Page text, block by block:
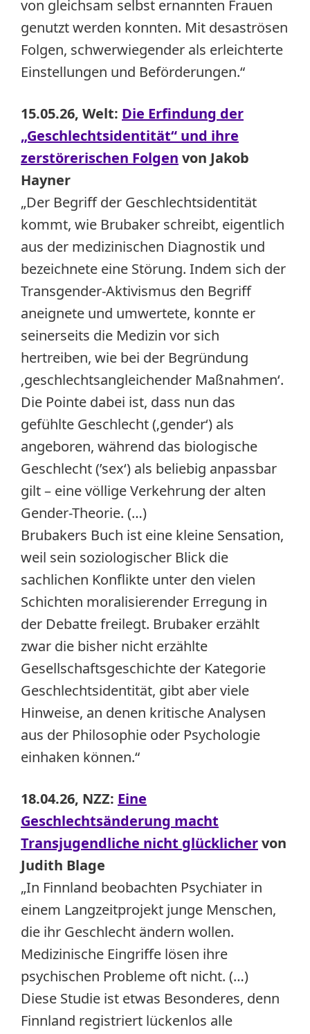
von gleichsam selbst ernannten Frauen
genutzt werden konnten. Mit desaströsen
Folgen, schwerwiegender als erleichterte
Einstellungen und Beförderungen.“
15.05.26, Welt: Die Erfindung der
„Geschlechtsidentität“ und ihre
zerstörerischen Folgen von Jakob
Hayner
„Der Begriff der Geschlechtsidentität
kommt, wie Brubaker schreibt, eigentlich
aus der medizinischen Diagnostik und
bezeichnete eine Störung. Indem sich der
Transgender-Aktivismus den Begriff
aneignete und umwertete, konnte er
seinerseits die Medizin vor sich
hertreiben, wie bei der Begründung
‚geschlechtsangleichender Maßnahmen‘.
Die Pointe dabei ist, dass nun das
gefühlte Geschlecht (‚gender‘) als
angeboren, während das biologische
Geschlecht (’sex‘) als beliebig anpassbar
gilt – eine völlige Verkehrung der alten
Gender-Theorie. (…)
Brubakers Buch ist eine kleine Sensation,
weil sein soziologischer Blick die
sachlichen Konflikte unter den vielen
Schichten moralisierender Erregung in
der Debatte freilegt. Brubaker erzählt
zwar die bisher nicht erzählte
Gesellschaftsgeschichte der Kategorie
Geschlechtsidentität, gibt aber viele
Hinweise, an denen kritische Analysen
aus der Philosophie oder Psychologie
einhaken können.“
18.04.26, NZZ: Eine
Geschlechtsänderung macht
Transjugendliche nicht glücklichervon
Judith Blage
„In Finnland beobachten Psychiater in
einem Langzeitprojekt junge Menschen,
die ihr Geschlecht ändern wollen.
Medizinische Eingriffe lösen ihre
psychischen Probleme oft nicht. (…)
Diese Studie ist etwas Besonderes, denn
Finnland registriert lückenlos alle